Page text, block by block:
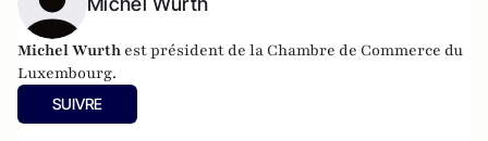
Michel Wurth est président de la Chambre de Commerce du
Luxembourg.
SUIVRE